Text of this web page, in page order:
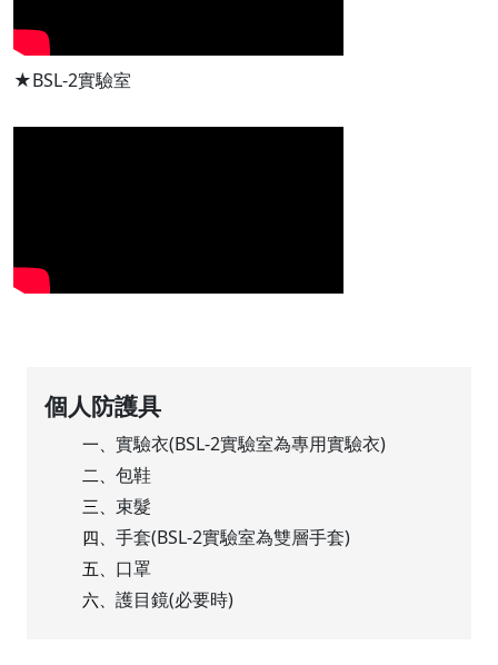
★BSL-2實驗室
個人防護具
一、實驗衣(BSL-2實驗室為專用實驗衣)
二、包鞋
三、 束髮
四、手套(BSL-2實驗室為雙層手套)
五、 口罩
六、護目鏡(必要時)